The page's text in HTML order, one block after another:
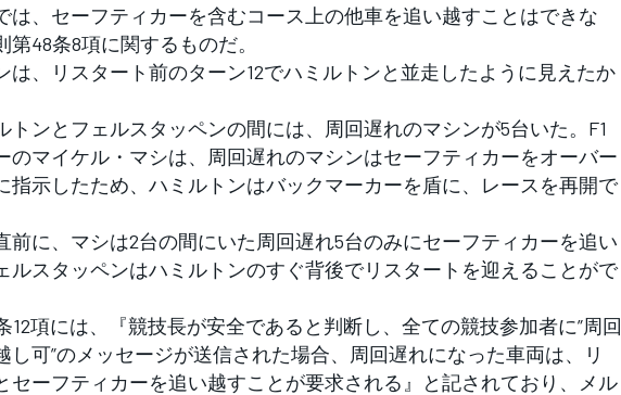
は、セーフティカーを含むコース上の他車を追い越すことはできな
48条8項に関するものだ。
、リスタート前のターン12でハミルトンと並走したように見えたか
ンとフェルスタッペンの間には、周回遅れのマシンが5台いた。F1
のマイケル・マシは、周回遅れのマシンはセーフティカーをオーバー
指示したため、ハミルトンはバックマーカーを盾に、レースを再開で
に、マシは2台の間にいた周回遅れ5台のみにセーフティカーを追い
ルスタッペンはハミルトンのすぐ背後でリスタートを迎えることがで
項には、『競技長が安全であると判断し、全ての競技参加者に”周回
し可”のメッセージが送信された場合、周回遅れになった車両は、リ
セーフティカーを追い越すことが要求される』と記されており、メル